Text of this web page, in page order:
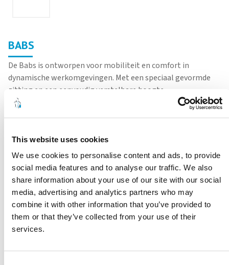
This website uses cookies
We use cookies to personalise content and ads, to provide
social media features and to analyse our traffic. We also
share information about your use of our site with our social
media, advertising and analytics partners who may
combine it with other information that you’ve provided to
them or that they’ve collected from your use of their
services.
BABS
De Babs is ontworpen voor mobiliteit en comfort in
dynamische werkomgevingen. Met een speciaal gevormde
zitting en een eenvoudig verstelbare hoogte…
Lees meer
Breed assortiment behandel- en onderzoekstafels
Ontwikkeld en geproduceerd in Nederland
Duurzame materialen en lange levensduur
Stel een vraag
Kies een model
Hoogte
Kies een kleur